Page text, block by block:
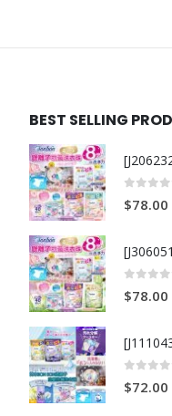
BEST SELLING
$78.00
$78.00
$72.00